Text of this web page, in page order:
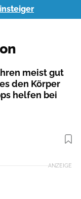
meist gut
den Körper
helfen bei
Foto: iStockphoto
ANZEIGE